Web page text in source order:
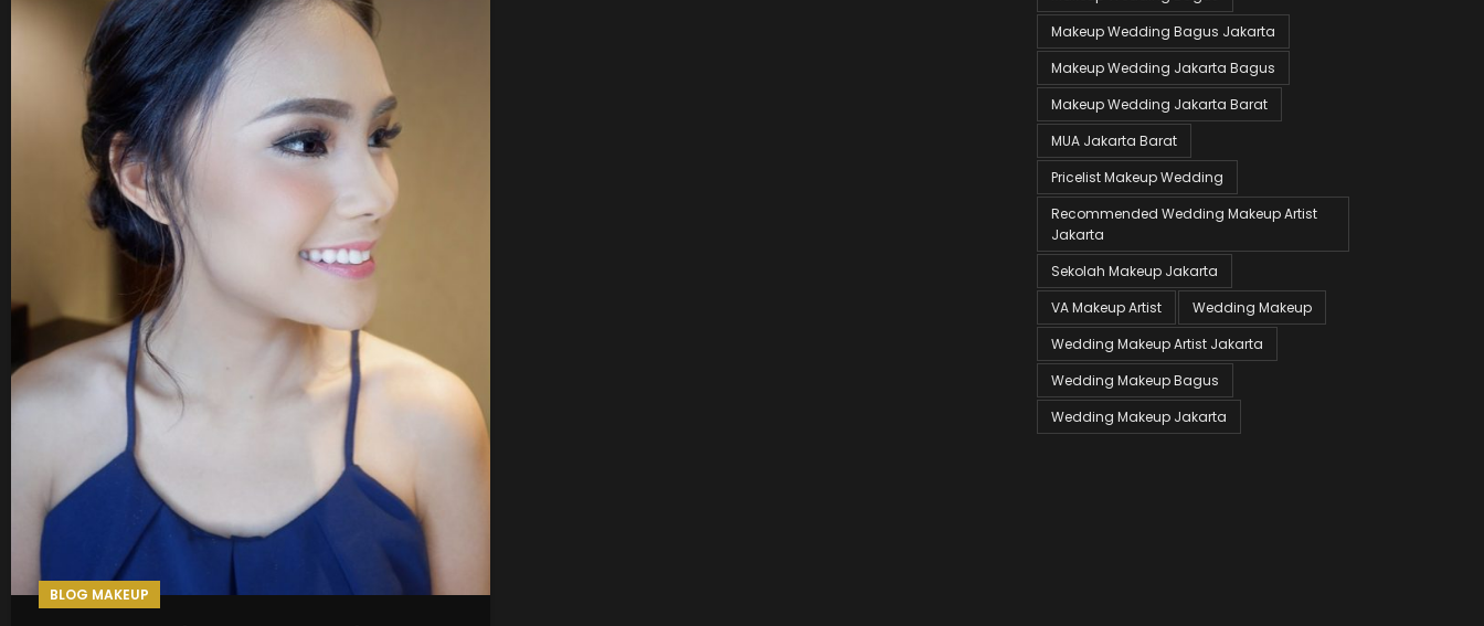
BLOG MAKEUP
Makeup Wedding Bagus Jakarta
Makeup Wedding Jakarta Bagus
Makeup Wedding Jakarta Barat
MUA Jakarta Barat
Pricelist Makeup Wedding
Recommended Wedding Makeup Artist
Jakarta
Sekolah Makeup Jakarta
VA Makeup Artist
Wedding Makeup
Wedding Makeup Artist Jakarta
Wedding Makeup Bagus
Wedding Makeup Jakarta